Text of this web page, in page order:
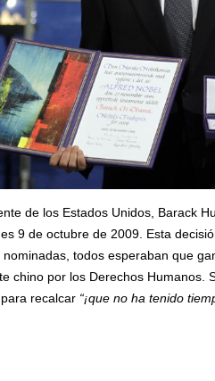
de los Estados Unidos, Barack
9 de octubre de 2009. Esta
todos esperaban que
chino por los Derechos Humanos.
recalcar “¡que no ha tenido